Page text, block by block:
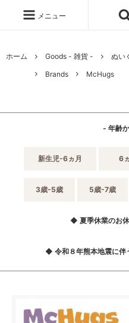
メニュー
ホーム Goods - 雑貨 -
ぬい
Brands
McHugs
- 年齢
新生児-6ヵ月 6
3歳-5歳 5歳-7歳
◆ 夏季休業のお
◆ 令和８年熊本地震に伴